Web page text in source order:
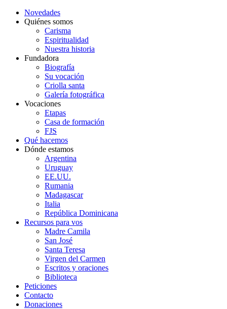
Novedades
Quiénes somos
Carisma
Espiritualidad
Nuestra historia
Fundadora
Biografía
Su vocación
Criolla santa
Galería fotográfica
Vocaciones
Etapas
Casa de formación
FJS
Qué hacemos
Dónde estamos
Argentina
Uruguay
EE.UU.
Rumania
Madagascar
Italia
República Dominicana
Recursos para vos
Madre Camila
San José
Santa Teresa
Virgen del Carmen
Escritos y oraciones
Biblioteca
Peticiones
Contacto
Donaciones